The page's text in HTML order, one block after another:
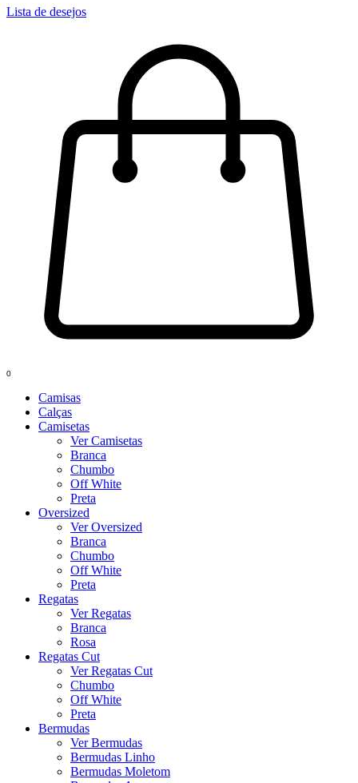
Lista de desejos
0
Camisas
Calças
Camisetas
Ver Camisetas
Branca
Chumbo
Off White
Preta
Oversized
Ver Oversized
Branca
Chumbo
Off White
Preta
Regatas
Ver Regatas
Branca
Rosa
Regatas Cut
Ver Regatas Cut
Chumbo
Off White
Preta
Bermudas
Ver Bermudas
Bermudas Linho
Bermudas Moletom